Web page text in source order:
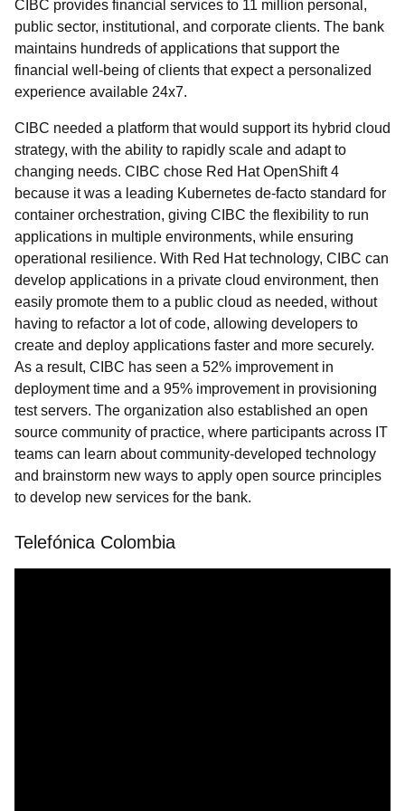
CIBC provides financial services to 11 million personal,
public sector, institutional, and corporate clients. The bank
maintains hundreds of applications that support the
financial well-being of clients that expect a personalized
experience available 24x7.
CIBC needed a platform that would support its hybrid cloud
strategy, with the ability to rapidly scale and adapt to
changing needs. CIBC chose Red Hat OpenShift 4
because it was a leading Kubernetes de-facto standard for
container orchestration, giving CIBC the flexibility to run
applications in multiple environments, while ensuring
operational resilience. With Red Hat technology, CIBC can
develop applications in a private cloud environment, then
easily promote them to a public cloud as needed, without
having to refactor a lot of code, allowing developers to
create and deploy applications faster and more securely.
As a result, CIBC has seen a 52% improvement in
deployment time and a 95% improvement in provisioning
test servers. The organization also established an open
source community of practice, where participants across IT
teams can learn about community-developed technology
and brainstorm new ways to apply open source principles
to develop new services for the bank.
Telefónica Colombia